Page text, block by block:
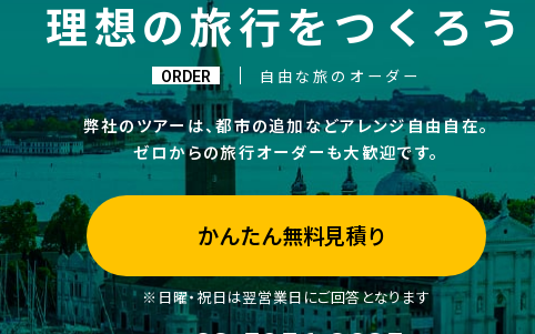
理想の旅行をつくろう
ORDER 自由な旅のオーダー
弊社のツアーは、都市の追加などアレンジ自由自在。
ゼロからの旅行オーダーも大歓迎です。
かんたん無料見積り
※日曜・祝日は翌営業日にご回答となります